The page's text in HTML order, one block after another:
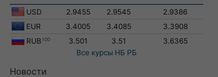
USD 2.9455 2.9545
2.9386
EUR
3.4005 3.4085
3.3908
RUB 100 3.501 3.51
3.6365
Все курсы НБ РБ
Новости